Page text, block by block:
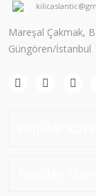
Mareşal Çakmak,
Güngören/İstanbul